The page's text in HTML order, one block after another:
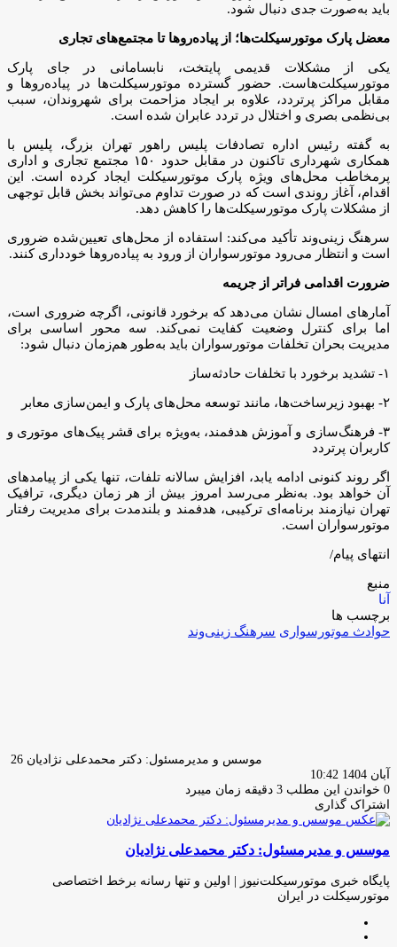
باید به‌صورت جدی دنبال شود.
معضل پارک موتورسیکلت‌ها؛ از پیاده‌روها تا مجتمع‌های تجاری
یکی از مشکلات قدیمی پایتخت، نابسامانی در جای پارک
موتورسیکلت‌هاست. حضور گسترده موتورسیکلت‌ها در پیاده‌روها و
مقابل مراکز پرتردد، علاوه بر ایجاد مزاحمت برای شهروندان، سبب
بی‌نظمی بصری و اختلال در تردد عابران شده است.
به گفته رئیس اداره تصادفات پلیس راهور تهران بزرگ، پلیس با
همکاری شهرداری تاکنون در مقابل حدود ۱۵۰ مجتمع تجاری و اداری
پرمخاطب محل‌های ویژه پارک موتورسیکلت ایجاد کرده است. این
اقدام، آغاز روندی است که در صورت تداوم می‌تواند بخش قابل توجهی
از مشکلات پارک موتورسیکلت‌ها را کاهش دهد.
سرهنگ زینی‌وند تأکید می‌کند: استفاده از محل‌های تعیین‌شده ضروری
است و انتظار می‌رود موتورسواران از ورود به پیاده‌روها خودداری کنند.
ضرورت اقدامی فراتر از جریمه
آمارهای امسال نشان می‌دهد که برخورد قانونی، اگرچه ضروری است،
اما برای کنترل وضعیت کفایت نمی‌کند. سه محور اساسی برای
مدیریت بحران تخلفات موتورسواران باید به‌طور هم‌زمان دنبال شود:
۱- تشدید برخورد با تخلفات حادثه‌ساز
۲- بهبود زیرساخت‌ها، مانند توسعه محل‌های پارک و ایمن‌سازی معابر
۳- فرهنگ‌سازی و آموزش هدفمند، به‌ویژه برای قشر پیک‌های موتوری و
کاربران پرتردد
اگر روند کنونی ادامه یابد، افزایش سالانه تلفات، تنها یکی از پیامدهای
آن خواهد بود. به‌نظر می‌رسد امروز بیش از هر زمان دیگری، ترافیک
تهران نیازمند برنامه‌ای ترکیبی، هدفمند و بلندمدت برای مدیریت رفتار
موتورسواران است.
انتهای پیام/
منبع
آنا
برچسب ها
حوادث موتورسواری سرهنگ زینی‌وند
موسس و مدیرمسئول: دکتر محمدعلی نژادیان 26
آبان 1404 10:42
0 خواندن این مطلب 3 دقیقه زمان میبرد
اشتراک گذاری
فیس
توئیتر
لینکدین
واتس
تلگرام
اشتراک
از
ایمیل
چاپ
موسس و مدیرمسئول: دکتر محمدعلی نژادیان
پایگاه خبری موتورسیکلت‌نیوز | اولین و تنها رسانه برخط اختصاصی
موتورسیکلت در ایران